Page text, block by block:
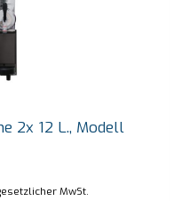
2x 12 L., Modell
MwSt.